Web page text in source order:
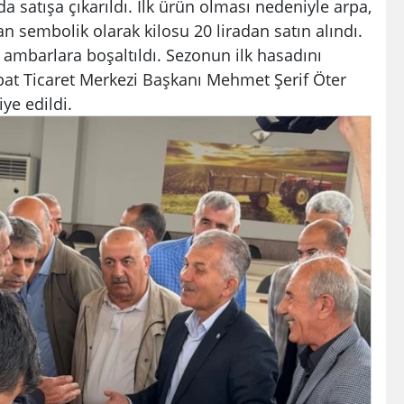
satışa çıkarıldı. İlk ürün olması nedeniyle arpa,
sembolik olarak kilosu 20 liradan satın alındı.
boşaltıldı. Sezonun ilk hasadını
Ticaret Merkezi Başkanı Mehmet Şerif Öter
edildi.